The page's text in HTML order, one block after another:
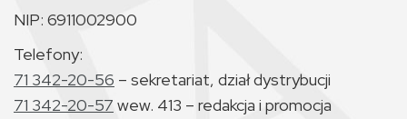
NIP: 6911002900
Telefony:
71 342-20-56 – sekretariat, dział dystrybucji
71 342-20-57 wew. 413 – redakcja i promocja